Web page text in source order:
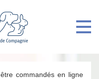
commandés en ligne